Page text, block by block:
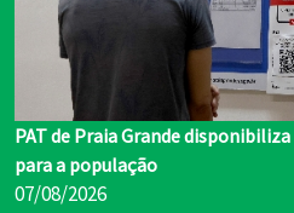
PAT de Praia Grande
para a população
07/08/2026